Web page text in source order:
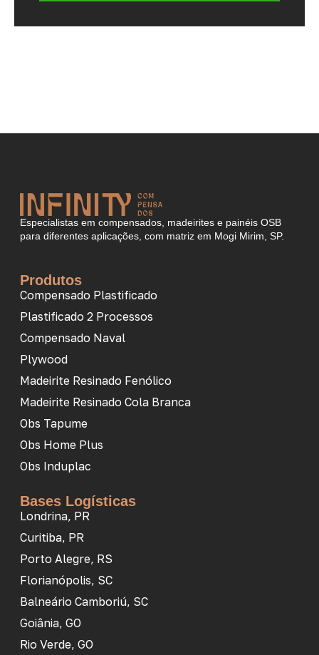
Especialistas em compensados, madeirites e painéis OSB
para diferentes aplicações, com matriz em Mogi Mirim, SP.
Produtos
Compensado Plastificado
Plastificado 2 Processos
Compensado Naval
Plywood
Madeirite Resinado Fenólico
Madeirite Resinado Cola Branca
Obs Tapume
Obs Home Plus
Obs Induplac
Bases Logísticas
Londrina, PR
Curitiba, PR
Porto Alegre, RS
Florianópolis, SC
Balneário Camboriú, SC
Goiânia, GO
Rio Verde, GO